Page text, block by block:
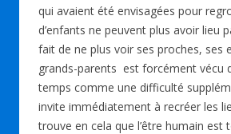
qui avaient été envisagées pour
d’enfants ne peuvent plus avoir lieu
fait de ne plus voir ses proches, ses
grands-parents est forcément vécu
temps comme une difficulté
invite immédiatement à recréer les
trouve en cela que l’être humain est